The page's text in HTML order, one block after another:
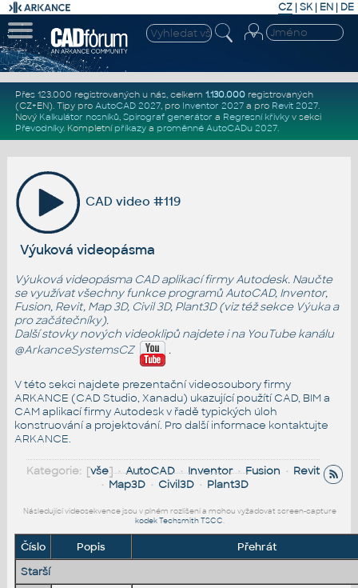
CZ | SK| EN | DE
Přes 123.000 registrovaných u nás, celkem 1.130.000registrovaných
(CZ+EN). Tipy pro AutoCAD 2027, pro Inventor 2027a pro Revit 2027.
Nový Kalkulátor nosníků, Spirograf generátor a Regresní křivkyv sekci
Převodníky. Kompletní příkazya proměnné AutoCADu 2027.
CAD video #119
Výuková videopásma
Výuková videopásma CAD aplikací firmy Autodesk. Naučte
se využívat všechny funkce programů AutoCAD, Inventor,
Fusion, Revit, Map 3D, Civil 3D, Plant3D (viz též sekce Výukaa
pro začátečníky).
Další stovky nových videoklipů najdete i na YouTube kanálu
@ArkanceSystemsCZ
.
V této sekci najdete prezentační videosoubory firmy
ARKANCE (CAD Studio, Xanadu) ukazující použítí CAD, BIM a
CAM aplikací firmy Autodesk v řadě typických úloh
konstruování a projektování. Pro další informace kontaktujte
ARKANCE.
Kategorie: [vše] •AutoCAD•Inventor•Fusion • Revit
• Map3D• Civil3D• Plant3D
Následující videosekvence jsou v plném rozlišení a mohou vyžadovat screen-capture
kodek Techsmith TSCC.
Číslo Popis
Přehrát
Starší